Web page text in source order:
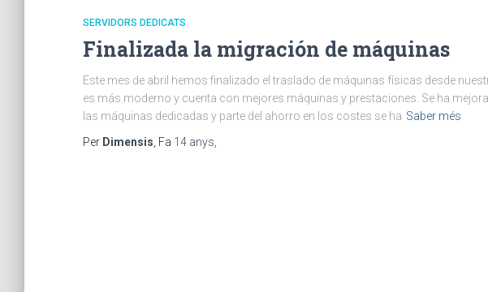
SERVIDORS DEDICATS
Finalizada la migración de máquinas
Este mes de abril hemos finalizado el traslado de máquinas físicas desde
es más moderno y cuenta con mejores máquinas y prestaciones. Se ha
las máquinas dedicadas y parte del ahorro en los costes se ha Saber més
Per Dimensis , Fa 14 anys